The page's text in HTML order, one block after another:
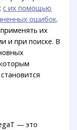
с их помощью
ошибок.
их
и при поиске. В
— это